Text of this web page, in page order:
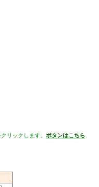
リックします。 ボタンはこちら